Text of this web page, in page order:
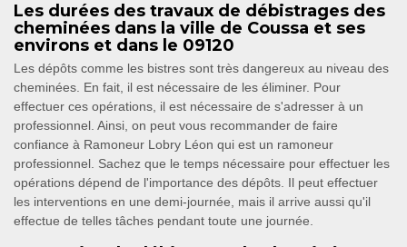
Les durées des travaux de débistrages des
cheminées dans la ville de Coussa et ses
environs et dans le 09120
Les dépôts comme les bistres sont très dangereux au niveau des
cheminées. En fait, il est nécessaire de les éliminer. Pour
effectuer ces opérations, il est nécessaire de s'adresser à un
professionnel. Ainsi, on peut vous recommander de faire
confiance à Ramoneur Lobry Léon qui est un ramoneur
professionnel. Sachez que le temps nécessaire pour effectuer les
opérations dépend de l'importance des dépôts. Il peut effectuer
les interventions en une demi-journée, mais il arrive aussi qu'il
effectue de telles tâches pendant toute une journée.